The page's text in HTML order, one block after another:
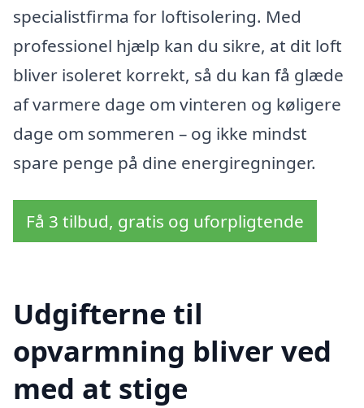
specialistfirma for loftisolering. Med
professionel hjælp kan du sikre, at dit loft
bliver isoleret korrekt, så du kan få glæde
af varmere dage om vinteren og køligere
dage om sommeren – og ikke mindst
spare penge på dine energiregninger.
Få 3 tilbud, gratis og uforpligtende
Udgifterne til
opvarmning bliver ved
med at stige